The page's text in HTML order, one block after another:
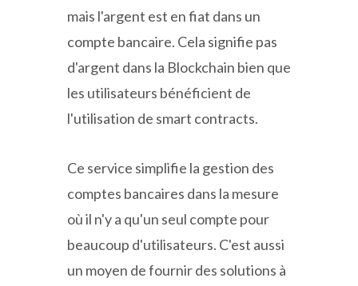
mais l'argent est en fiat dans un
compte bancaire. Cela signifie pas
d'argent dans la Blockchain bien que
les utilisateurs bénéficient de
l'utilisation de smart contracts.
Ce service simplifie la gestion des
comptes bancaires dans la mesure
où il n'y a qu'un seul compte pour
beaucoup d'utilisateurs. C'est aussi
un moyen de fournir des solutions à